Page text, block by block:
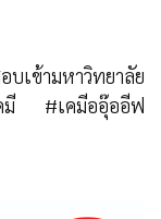
บเข้ามหาวิทยาลัย
มี
#เคมีออุ๊ออีฟ